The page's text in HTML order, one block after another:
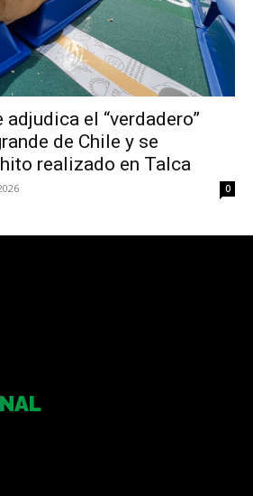
adjudica el “verdadero”
de Chile y se
realizado en Talca
0